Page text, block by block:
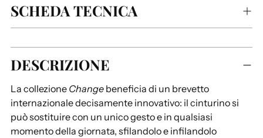
SCHEDA TECNICA
un
al
carrello...
DESCRIZIONE
La collezione Change beneficia di un brevetto
internazionale decisamente innovativo: il cinturino si
può sostituire con un unico gesto e in qualsiasi
momento della giornata, sfilandolo e infilandolo